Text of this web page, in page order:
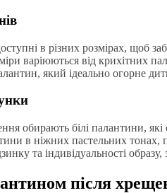
в різних розмірах, щоб
варіюються від крихітних
який ідеально огорне
обирають білі палантини,
в ніжних пастельних
та індивідуальності
після